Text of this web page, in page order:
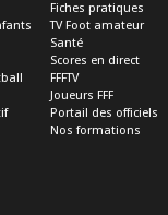
Fiches pratiques
TV Foot amateur
Santé
Scores en direct
FFFTV
Joueurs FFF
Portail des officiels
Nos formations